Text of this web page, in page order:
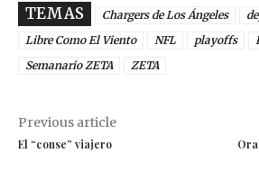
TEMAS Chargers de Los Ángeles
Libre Como El Viento
NFL playoffs
Semanario ZETA
ZETA
Previous article
El “conse” viajero